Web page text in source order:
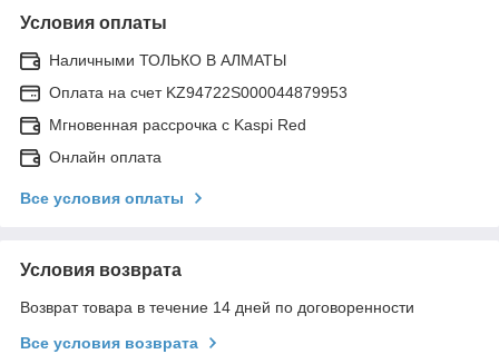
Условия оплаты
Наличными ТОЛЬКО В АЛМАТЫ
Оплата на счет KZ94722S000044879953
Мгновенная рассрочка с Kaspi Red
Онлайн оплата
Все условия оплаты
Условия возврата
Возврат товара в течение 14 дней по договоренности
Все условия возврата